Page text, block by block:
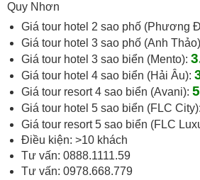
Quy Nhơn
Giá tour hotel 2 sao phố (Phương
Giá tour hotel 3 sao phố (Anh
Giá tour hotel 3 sao biển (Mento):
Giá tour hotel 4 sao biển (Hải Âu):
Giá tour resort 4 sao biển (Avani):
Giá tour hotel 5 sao biển (FLC City):
Giá tour resort 5 sao biển (FLC
Điều kiện: >10 khách
Tư vấn: 0888.1111.59
Tư vấn: 0978.668.779